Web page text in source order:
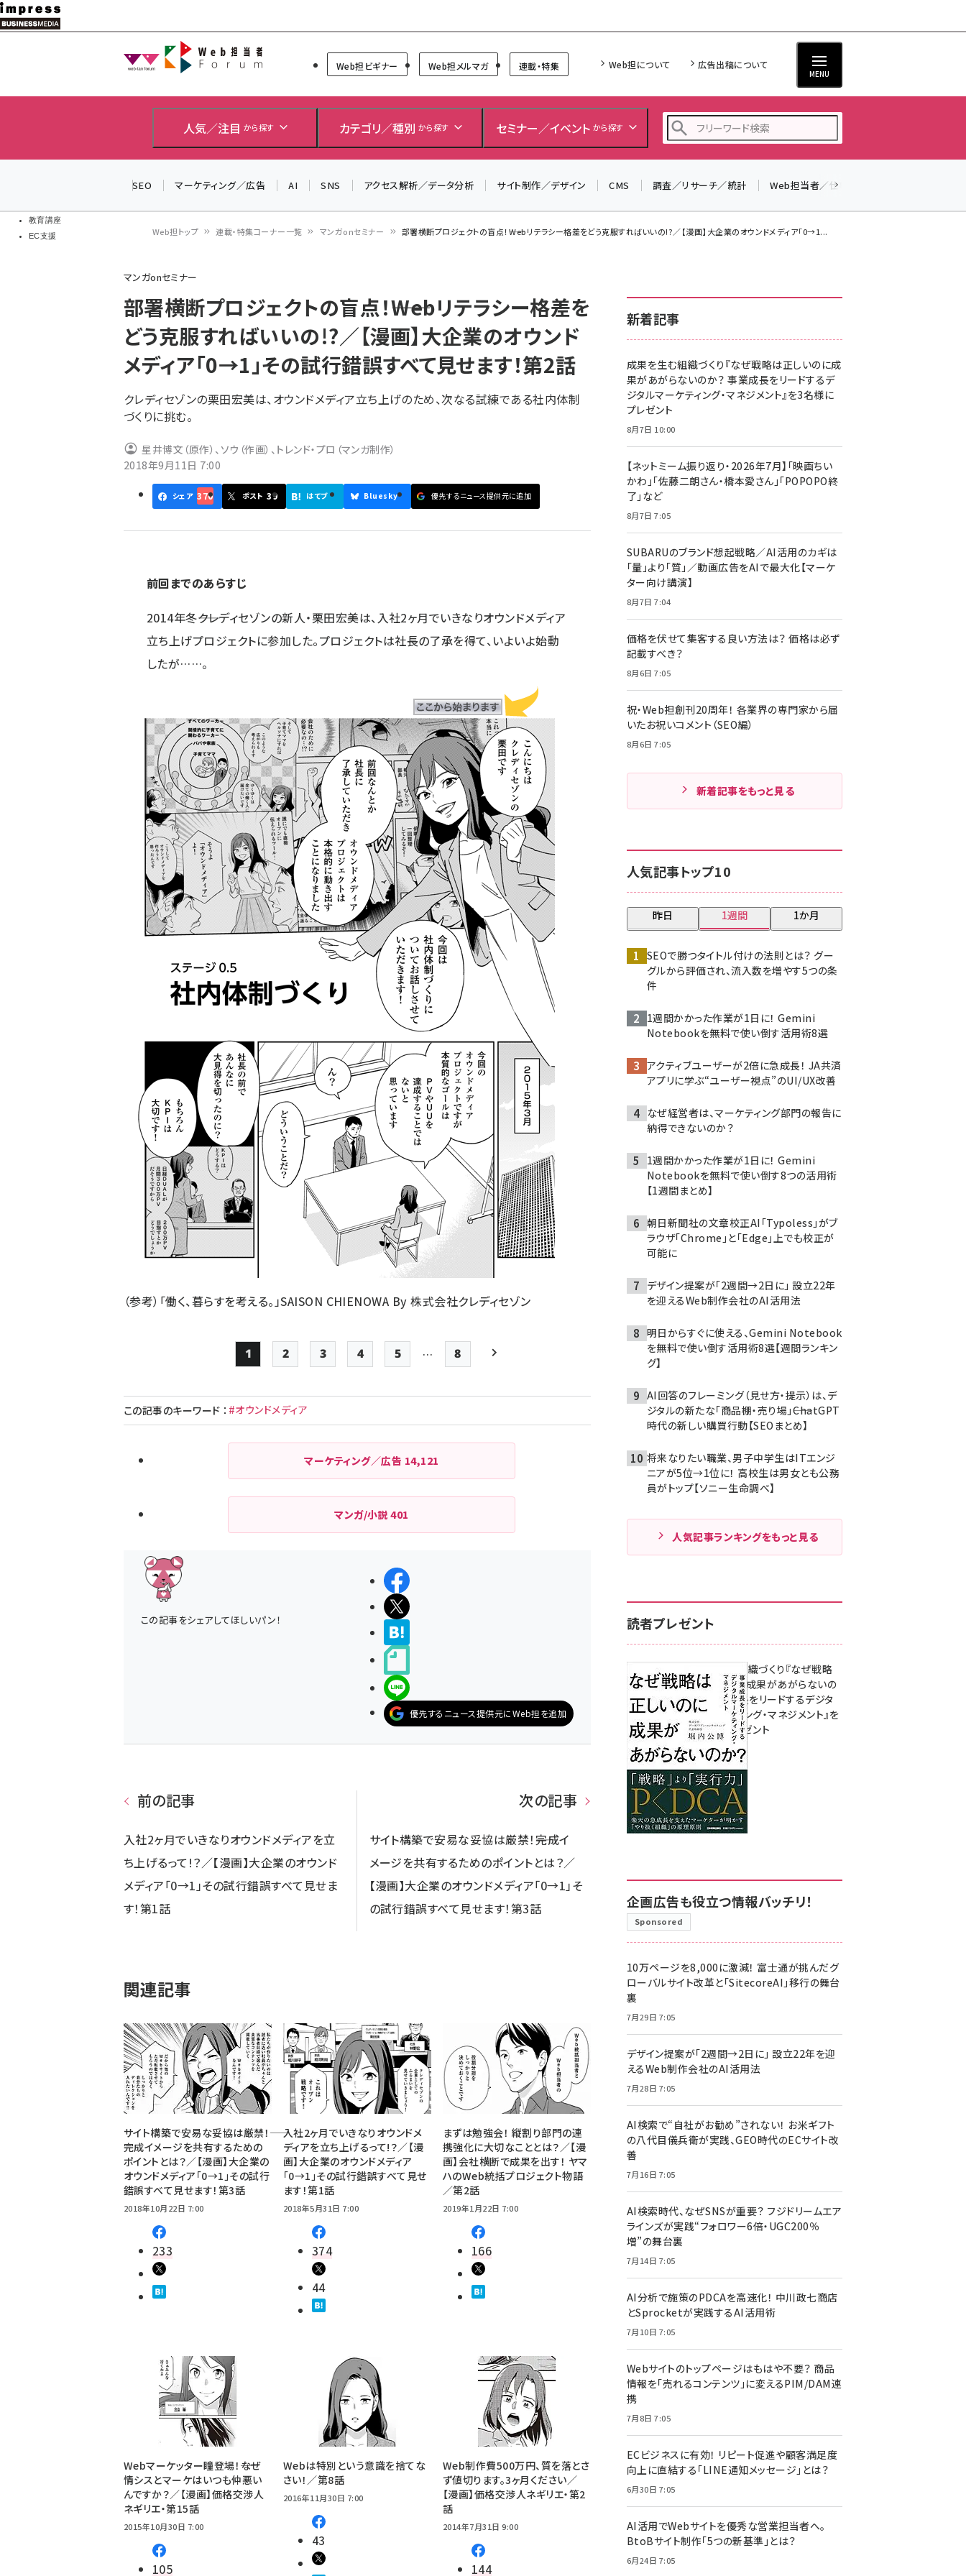
メ
イ
教育講座
EC支援
Web担当者Forum
Web担ビギナー Web担メルマガ 連載・特集 Web担について 広告出稿について
MENU
人気／注目 から探す カテゴリ／種別 から探す セミナー／イベント から探す
ai (2811)
z世代 (1623)
meo (1277)
llmo (1166)
SEO マーケティング／広告 AI SNS アクセス解析／データ分析 サイト制作／デザイン CMS 調査／リサーチ／統計 Web担当者／仕事
ン
く
ず
Web担トップ 連載・特集コーナー一覧 マンガonセミナー 部署横断プロジェクトの盲点！――Webリテラシー格差をどう克服すればいいの!?／【漫画】大企業のオウンドメディア「0→1...
マンガonセミナー
部署横断プロジェクトの盲点！――Webリテラシー格差を
どう克服すればいいの!?／【漫画】大企業のオウンド
メディア「0→1」その試行錯誤すべて見せます！第2話
クレディセゾンの栗田宏美は、オウンドメディア立ち上げのため、次なる試練である社内体制
づくりに挑む。
星井博文（原作）、ソウ（作画）、トレンド・プロ（マンガ制作）
2018年9月11日 7:00
シェア 370 ポスト 39 はてブ Bluesky 優先するニュース提供元に追加
前回までのあらすじ
2014年冬――クレディセゾンの新人・栗田宏美は、入社2ヶ月でいきなりオウンドメディア
立ち上げプロジェクトに参加した。プロジェクトは社長の了承を得て、いよいよ始動
したが……。
（参考）「働く、暮らすを考える。」SAISON CHIENOWA By 株式会社クレディセゾン
ペー
送
り
Page
1
Page
2
Page
3
Page
4
Page
5 …
最終ページ
8
この記事のキーワード ： #オウンドメディア
マーケティング／広告 14,121
マンガ/小説401
この記事をシェアしてほしいパン！
シェアする
ポストする
LINEで送る
優先するニュース提供元にWeb担を追加
前の記事
入社2ヶ月でいきなりオウンドメディアを立
ち上げるって!？／【漫画】大企業のオウンド
メディア「0→1」その試行錯誤すべて見せま
す！第1話
次の記事
サイト構築で安易な妥協は厳禁！――完成イ
メージを共有するためのポイントとは？／
【漫画】大企業のオウンドメディア「0→1」そ
の試行錯誤すべて見せます！第3話
関連記事
サイト構築で安易な妥協は厳禁！――
完成イメージを共有するための
ポイントとは？／【漫画】大企業の
オウンドメディア「0→1」その試行
錯誤すべて見せます！第3話
2018年10月22日 7:00
233
入社2ヶ月でいきなりオウンドメ
ディアを立ち上げるって!？／【漫
画】大企業のオウンドメディア
「0→1」その試行錯誤すべて見せ
ます！第1話
2018年5月31日 7:00
374
44
まずは勉強会！ 縦割り部門の連
携強化に大切なこととは？／【漫
画】会社横断で成果を出す！ ヤマ
ハのWeb統括プロジェクト物語
／第2話
2019年1月22日 7:00
166
Webマーケッター瞳登場！――なぜ
情シスとマーケはいつも仲悪い
んですか？／【漫画】価格交渉人
ネギリエ・第15話
2015年10月30日 7:00
105
Webは特別という意識を捨てな
さい！／第8話
2016年11月30日 7:00
43
Web制作費500万円、質を落とさ
ず値切ります。3ヶ月ください／
【漫画】価格交渉人ネギリエ・第2
話
2014年7月31日 9:00
144
新着記事
成果を生む組織づくり『なぜ戦略は正しいのに成
果があがらないのか？ 事業成長をリードするデ
ジタルマーケティング・マネジメント』を3名様に
プレゼント
8月7日 10:00
【ネットミーム振り返り・2026年7月】「映画ちい
かわ」「佐藤二朗さん・橋本愛さん」「POPOPO終
了」など
8月7日 7:05
SUBARUのブランド想起戦略／AI活用のカギは
「量」より「質」／動画広告をAIで最大化【マーケ
ター向け講演】
8月7日 7:04
価格を伏せて集客する良い方法は？ 価格は必ず
記載すべき？
8月6日 7:05
祝・Web担創刊20周年！ 各業界の専門家から届
いたお祝いコメント（SEO編）
8月6日 7:05
新着記事をもっと見る
人気記事トップ10
昨日 1週間 1か月
SEOで勝つタイトル付けの法則とは？ グー
グルから評価され、流入数を増やす5つの条
件
1週間かかった作業が1日に！ Gemini
Notebookを無料で使い倒す活用術8選
アクティブユーザーが2倍に急成長！ JA共済
アプリに学ぶ“ユーザー視点”のUI/UX改善
なぜ経営者は、マーケティング部門の報告に
納得できないのか？
1週間かかった作業が1日に！ Gemini
Notebookを無料で使い倒す8つの活用術
【1週間まとめ】
朝日新聞社の文章校正AI「Typoless」がブ
ラウザ「Chrome」と「Edge」上でも校正が
可能に
デザイン提案が「2週間→2日に」 設立22年
を迎えるWeb制作会社のAI活用法
明日からすぐに使える、Gemini Notebook
を無料で使い倒す活用術8選【週間ランキン
グ】
AI回答のフレーミング（見せ方・提示）は、デ
ジタルの新たな「商品棚・売り場」――ChatGPT
時代の新しい購買行動【SEOまとめ】
将来なりたい職業、男子中学生はITエンジ
ニアが5位→1位に！ 高校生は男女とも公務
員がトップ【ソニー生命調べ】
人気記事ランキングをもっと見る
読者プレゼント
成果を生む組織づくり『なぜ戦略
は正しいのに成果があがらないの
か？ 事業成長をリードするデジタ
ルマーケティング・マネジメント』を
3名様にプレゼント
8月7日 10:00
企画広告も役立つ情報バッチリ！
Sponsored
10万ページを8,000に激減！ 富士通が挑んだグ
ローバルサイト改革と「SitecoreAI」移行の舞台
裏
7月29日 7:05
デザイン提案が「2週間→2日に」 設立22年を迎
えるWeb制作会社のAI活用法
7月28日 7:05
AI検索で“自社がお勧め”されない！ お米ギフト
の八代目儀兵衛が実践、GEO時代のECサイト改
善
7月16日 7:05
AI検索時代、なぜSNSが重要？ フジドリームエア
ラインズが実践“フォロワー6倍・UGC200％
増”の舞台裏
7月14日 7:05
AI分析で施策のPDCAを高速化！ 中川政七商店
とSprocketが実践するAI活用術
7月10日 7:05
Webサイトのトップページはもはや不要？ 商品
情報を「売れるコンテンツ」に変えるPIM/DAM連
携
7月8日 7:05
ECビジネスに有効！ リピート促進や顧客満足度
向上に直結する「LINE通知メッセージ」とは？
6月30日 7:05
AI活用でWebサイトを優秀な営業担当者へ。
BtoBサイト制作「5つの新基準」とは？
6月24日 7:05